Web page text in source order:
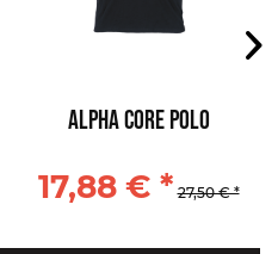
Alpha Core Polo
17,88 € * 27,50 € *